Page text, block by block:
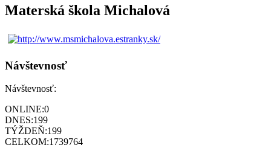
Materská škola Michalová
Návštevnosť
Návštevnosť:
ONLINE:0
DNES:199
TÝŽDEŇ:199
CELKOM:1739764